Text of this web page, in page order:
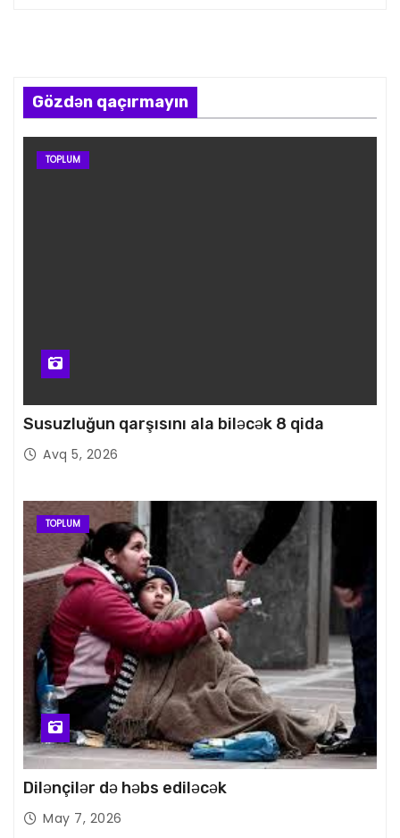
Gözdən qaçırmayın
TOPLUM
Susuzluğun qarşısını ala biləcək 8 qida
Avq 5, 2026
TOPLUM
Dilənçilər də həbs ediləcək
May 7, 2026